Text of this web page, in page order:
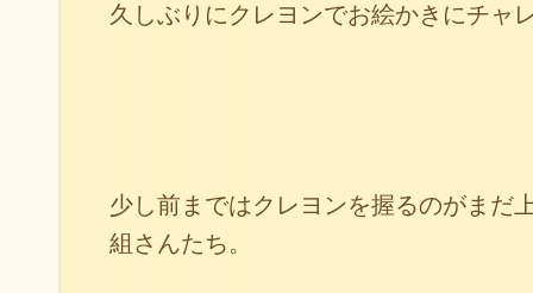
久しぶりにクレヨンでお絵かきにチャ
少し前まではクレヨンを握るのがまだ
組さんたち。